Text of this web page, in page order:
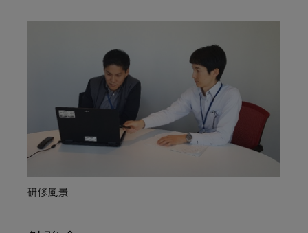
研修風景